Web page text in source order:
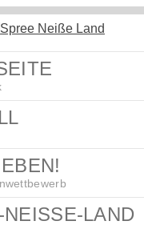
LAND